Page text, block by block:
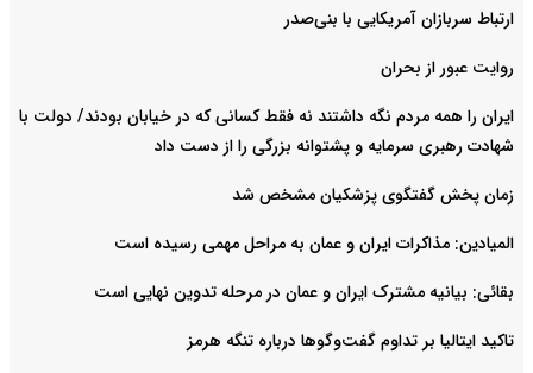
ارتباط سربازان آمریکایی با بنی‌صدر
روایت عبور از بحران
ایران را همه مردم نگه داشتند نه فقط کسانی که در خیابان بودند/ دولت با
شهادت رهبری سرمایه و پشتوانه بزرگی را از دست داد
زمان پخش گفتگوی پزشکیان مشخص شد
المیادین: مذاکرات ایران و عمان به مراحل مهمی رسیده است
بقائی: بیانیه مشترک ایران و عمان در مرحله تدوین نهایی است
تاکید ایتالیا بر تداوم گفت‌وگوها درباره تنگه هرمز